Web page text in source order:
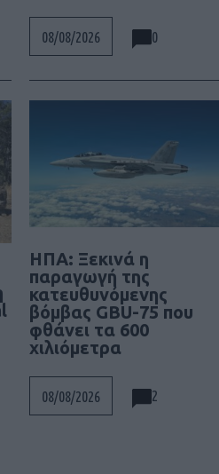
08/08/2026 0
ΗΠΑ: Ξεκινά η
παραγωγή της
κατευθυνόμενης
βόμβας GBU-75 που
φθάνει τα 600
χιλιόμετρα
08/08/2026 2